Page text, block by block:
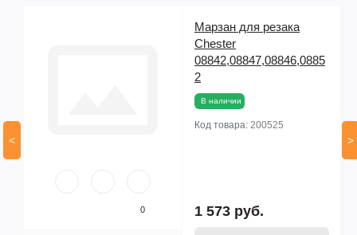
<
0
Марзан для резака
Chester
08842,08847,08846,0885
2
В наличии
Код товара: 200525
1 573 руб.
>